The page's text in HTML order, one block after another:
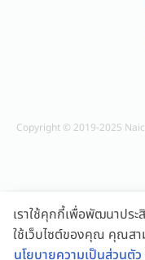
Copyright © 2019-2025
เราใช้คุกกี้เพื่อพัฒนาปร
ใช้เว็บไซต์ของคุณ คุณสา
นโยบายความเป็นส่วนตัว